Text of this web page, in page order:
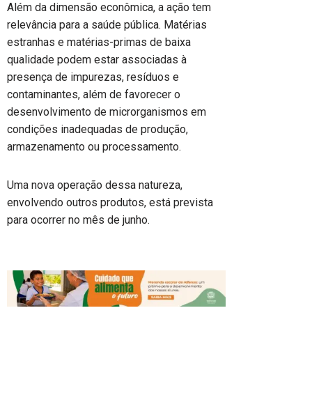
Além da dimensão econômica, a ação tem
relevância para a saúde pública. Matérias
estranhas e matérias-primas de baixa
qualidade podem estar associadas à
presença de impurezas, resíduos e
contaminantes, além de favorecer o
desenvolvimento de microrganismos em
condições inadequadas de produção,
armazenamento ou processamento.
Uma nova operação dessa natureza,
envolvendo outros produtos, está prevista
para ocorrer no mês de junho.